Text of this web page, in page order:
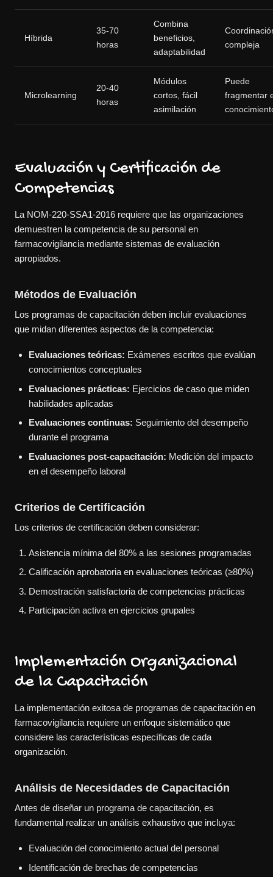
Híbrida
35-70
horas
Combina
beneficios,
adaptabilidad
compleja
Microlearning
20-40
horas
Módulos
cortos, fácil
asimilación
Puede
fragmentar
Evaluación y Certificación de
Competencias
La NOM-220-SSA1-2016 requiere que las organizaciones
demuestren la competencia de su personal en
farmacovigilancia mediante sistemas de evaluación
apropiados.
Métodos de Evaluación
Los programas de capacitación deben incluir evaluaciones
que midan diferentes aspectos de la competencia:
Evaluaciones teóricas: Exámenes escritos que evalúan
conocimientos conceptuales
Evaluaciones prácticas: Ejercicios de caso que miden
habilidades aplicadas
Evaluaciones continuas: Seguimiento del desempeño
durante el programa
Evaluaciones post-capacitación: Medición del impacto
en el desempeño laboral
Criterios de Certificación
Los criterios de certificación deben considerar:
Asistencia mínima del 80% a las sesiones programadas
Calificación aprobatoria en evaluaciones teóricas (≥80%)
Demostración satisfactoria de competencias prácticas
Participación activa en ejercicios grupales
Implementación Organizacional
de la Capacitación
La implementación exitosa de programas de capacitación en
farmacovigilancia requiere un enfoque sistemático que
considere las características específicas de cada
organización.
Análisis de Necesidades de Capacitación
Antes de diseñar un programa de capacitación, es
fundamental realizar un análisis exhaustivo que incluya:
Evaluación del conocimiento actual del personal
Identificación de brechas de competencias